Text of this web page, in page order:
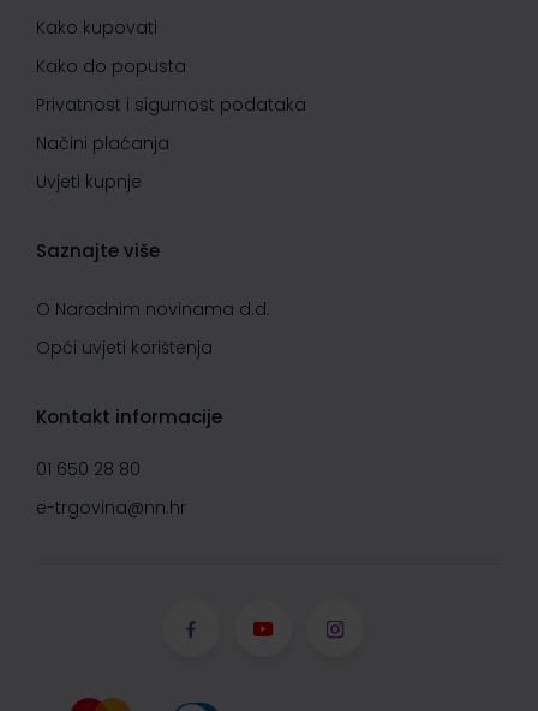
Kako kupovati
Kako do popusta
Privatnost i sigurnost podataka
Načini plaćanja
Uvjeti kupnje
Saznajte više
O Narodnim novinama d.d.
Opći uvjeti korištenja
Kontakt informacije
01 650 28 80
e-trgovina@nn.hr